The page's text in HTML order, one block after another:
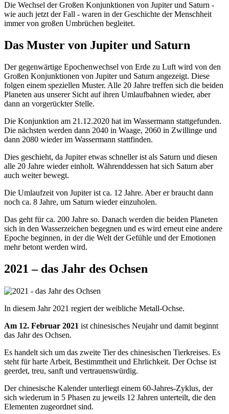
Die Wechsel der Großen Konjunktionen von Jupiter und Saturn -
wie auch jetzt der Fall - waren in der Geschichte der Menschheit
immer von großen Umbrüchen begleitet.
Das Muster von Jupiter und Saturn
Der gegenwärtige Epochenwechsel von Erde zu Luft wird von den
Großen Konjunktionen von Jupiter und Saturn angezeigt. Diese
folgen einem speziellen Muster. Alle 20 Jahre treffen sich die beiden
Planeten aus unserer Sicht auf ihren Umlaufbahnen wieder, aber
dann an vorgerückter Stelle.
Die Konjunktion am 21.12.2020 hat im Wassermann stattgefunden.
Die nächsten werden dann 2040 in Waage, 2060 in Zwillinge und
dann 2080 wieder im Wassermann stattfinden.
Dies geschieht, da Jupiter etwas schneller ist als Saturn und diesen
alle 20 Jahre wieder einholt. Währenddessen hat sich Saturn aber
auch weiter bewegt.
Die Umlaufzeit von Jupiter ist ca. 12 Jahre. Aber er braucht dann
noch ca. 8 Jahre, um Saturn wieder einzuholen.
Das geht für ca. 200 Jahre so. Danach werden die beiden Planeten
sich in den Wasserzeichen begegnen und es wird erneut eine andere
Epoche beginnen, in der die Welt der Gefühle und der Emotionen
mehr betont werden wird.
2021 – das Jahr des Ochsen
In diesem Jahr 2021 regiert der weibliche Metall-Ochse.
Am 12. Februar 2021 ist chinesisches Neujahr und damit beginnt
das Jahr des Ochsen.
Es handelt sich um das zweite Tier des chinesischen Tierkreises. Es
steht für harte Arbeit, Bestimmtheit und Ehrlichkeit. Der Ochse ist
geerdet, treu, sanft und vertrauenswürdig.
Der chinesische Kalender unterliegt einem 60-Jahres-Zyklus, der
sich wiederum in 5 Phasen zu jeweils 12 Jahren unterteilt, die den
Elementen zugeordnet sind.